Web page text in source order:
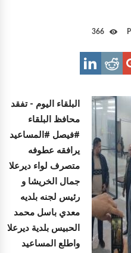
البلقاء اليوم -تفقد
محافظ البلقاء
#فيصل #المساعيد
يرافقه عطوفه
متصرف لواء ديرعلا
جمال الخريشا و
رئيس لجنه بلديه
معدي باسل محمد
الحبيس بلدية ديرعلا
واطلع المساعيد